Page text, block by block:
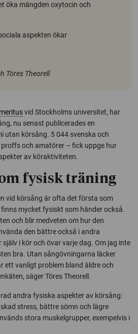
öka mängden oxytocin och
aspekten ökar
Töres Theorell
vid Stockholms universitet, har
nu senast publicerades en
utan körsång. 5 044 svenska och
och amatörer – fick uppge hur
av köraktiviteten.
fysisk träning
vid körsång är ofta det första som
mycket fysiskt som händer också.
och blir medveten om hur den
den bättre också i andra
i kör och övar varje dag. Om jag inte
bra. Utan sångövningarna läcker
ett vanligt problem bland äldre och
säger Töres Theorell.
andra fysiska aspekter av körsång:
stress, bättre sömn och lägre
stora muskelgrupper, exempelvis i